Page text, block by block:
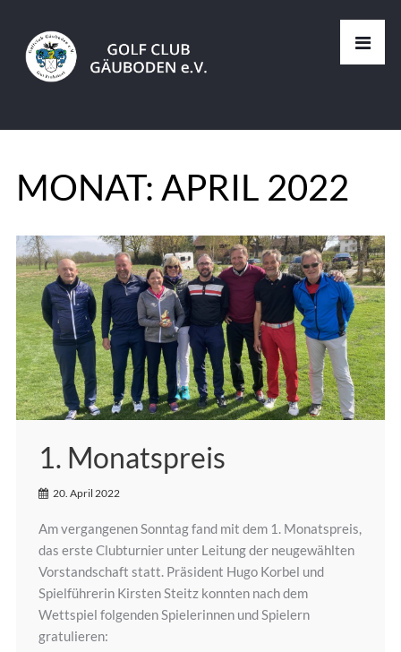
MONAT: APRIL 2022
1. Monatspreis
20. April 2022
Am vergangenen Sonntag fand mit dem 1. Monatspreis,
das erste Clubturnier unter Leitung der neugewählten
Vorstandschaft statt. Präsident Hugo Korbel und
Spielführerin Kirsten Steitz konnten nach dem
Wettspiel folgenden Spielerinnen und Spielern
gratulieren: